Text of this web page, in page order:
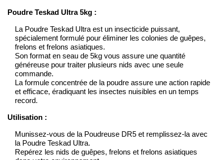
Poudre Teskad Ultra 5kg :
La Poudre Teskad Ultra est un insecticide puissant,
spécialement formulé pour éliminer les colonies de guêpes,
frelons et frelons asiatiques.
Son format en seau de 5kg vous assure une quantité
généreuse pour traiter plusieurs nids avec une seule
commande.
La formule concentrée de la poudre assure une action rapide
et efficace, éradiquant les insectes nuisibles en un temps
record.
Utilisation :
Munissez-vous de la Poudreuse DR5 et remplissez-la avec
la Poudre Teskad Ultra.
Repérez les nids de guêpes, frelons et frelons asiatiques